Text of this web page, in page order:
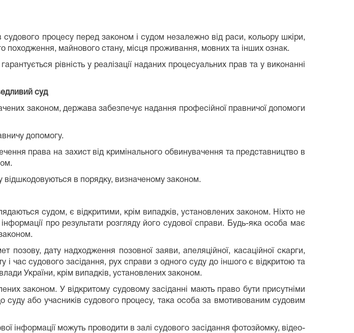
судового процесу перед законом і судом незалежно від раси, кольору шкіри,
походження, майнового стану, місця проживання, мовних та інших ознак.
рівність у реалізації наданих процесуальних прав та у виконанні
суд
законом, держава забезпечує надання професійної правничої допомоги
допомогу.
права на захист від кримінального обвинувачення та представництво в
відшкодовуються в порядку, визначеному законом.
судом, є відкритими, крім випадків, установлених законом. Ніхто не
про результати розгляду його судової справи. Будь-яка особа має
дату надходження позовної заяви, апеляційної, касаційної скарги,
і час судового засідання, рух справи з одного суду до іншого є відкритою та
України, крім випадків, установлених законом.
законом. У відкритому судовому засіданні мають право бути присутніми
суду або учасників судового процесу, така особа за вмотивованим судовим
інформації можуть проводити в залі судового засідання фотозйомку, відео-